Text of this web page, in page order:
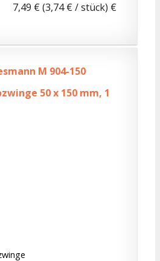
7,49 € (3,74 € / stück) €
M 904-150
50 x 150 mm, 1